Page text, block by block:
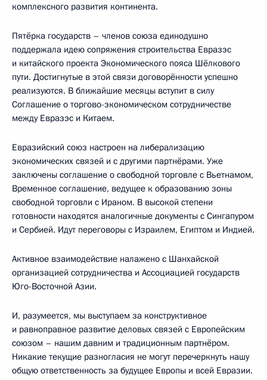
комплексного развития континента.
Пятёрка государств – членов союза единодушно
поддержала идею сопряжения строительства Евразэс
и китайского проекта Экономического пояса Шёлкового
пути. Достигнутые в этой связи договорённости успешно
реализуются. В ближайшие месяцы вступит в силу
Соглашение о торгово-экономическом сотрудничестве
между Евразэс и Китаем.
Евразийский союз настроен на либерализацию
экономических связей и с другими партнёрами. Уже
заключены соглашение о свободной торговле с Вьетнамом,
Временное соглашение, ведущее к образованию зоны
свободной торговли с Ираном. В высокой степени
готовности находятся аналогичные документы с Сингапуром
и Сербией. Идут переговоры с Израилем, Египтом и Индией.
Активное взаимодействие налажено с Шанхайской
организацией сотрудничества и Ассоциацией государств
Юго-Восточной Азии.
И, разумеется, мы выступаем за конструктивное
и равноправное развитие деловых связей с Европейским
союзом – нашим давним и традиционным партнёром.
Никакие текущие разногласия не могут перечеркнуть нашу
общую ответственность за будущее Европы и всей Евразии.